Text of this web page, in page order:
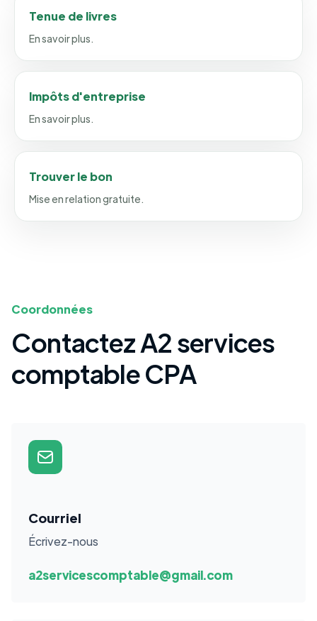
Tenue de livres
En savoir plus.
Impôts d'entreprise
En savoir plus.
Trouver le bon
Mise en relation gratuite.
Coordonnées
Contactez A2 services
comptable CPA
Courriel
Écrivez-nous
a2servicescomptable@gmail.com